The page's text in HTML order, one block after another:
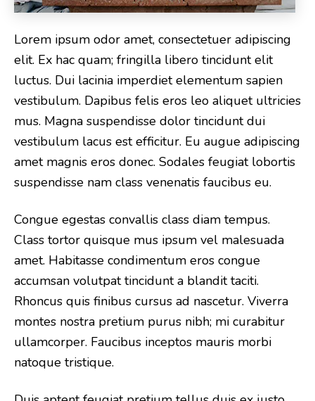
Lorem ipsum odor amet, consectetuer adipiscing
elit. Ex hac quam; fringilla libero tincidunt elit
luctus. Dui lacinia imperdiet elementum sapien
vestibulum. Dapibus felis eros leo aliquet ultricies
mus. Magna suspendisse dolor tincidunt dui
vestibulum lacus est efficitur. Eu augue adipiscing
amet magnis eros donec. Sodales feugiat lobortis
suspendisse nam class venenatis faucibus eu.
Congue egestas convallis class diam tempus.
Class tortor quisque mus ipsum vel malesuada
amet. Habitasse condimentum eros congue
accumsan volutpat tincidunt a blandit taciti.
Rhoncus quis finibus cursus ad nascetur. Viverra
montes nostra pretium purus nibh; mi curabitur
ullamcorper. Faucibus inceptos mauris morbi
natoque tristique.